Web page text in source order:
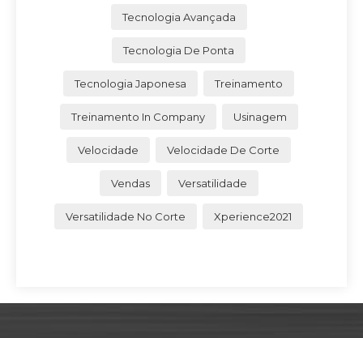
Tecnologia Avançada
Tecnologia De Ponta
Tecnologia Japonesa Treinamento
Treinamento In Company Usinagem
Velocidade Velocidade De Corte
Vendas Versatilidade
Versatilidade No Corte Xperience2021